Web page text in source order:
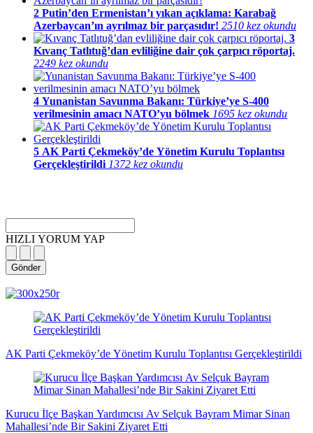
2 Putin’den Ermenistan’ı yıkan açıklama: Karabağ
Azerbaycan’ın ayrılmaz bir parçasıdır! 2510 kez okundu
3
Kıvanç Tatlıtuğ’dan evliliğine dair çok çarpıcı röportaj.
2249 kez okundu
4 Yunanistan Savunma Bakanı: Türkiye’ye S-400
verilmesinin amacı NATO’yu bölmek 1695 kez okundu
5 AK Parti Çekmeköy’de Yönetim Kurulu Toplantısı
Gerçekleştirildi 1372 kez okundu
HIZLI YORUM YAP
Gönder
haberleri
haberleri
haberleri
dakika
haberleri
dakika
haberleri
dakika
haberleri
haberler
haberler
haberleri
haberleri
haberleri
AK Parti Çekmeköy’de Yönetim Kurulu Toplantısı Gerçekleştirildi
Kurucu İlçe Başkan Yardımcısı Av Selçuk Bayram Mimar Sinan
Mahallesi’nde Bir Sakini Ziyaret Etti